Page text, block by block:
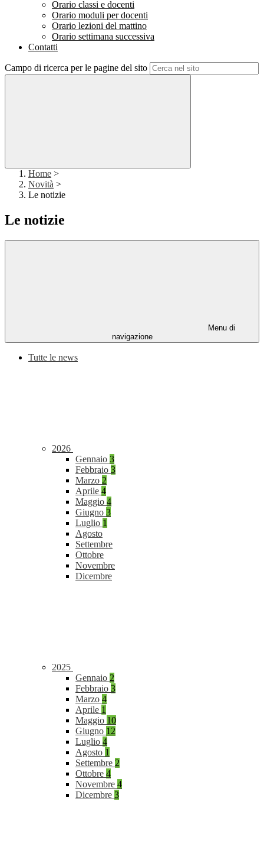
Orario classi e docenti
Orario moduli per docenti
Orario lezioni del mattino
Orario settimana successiva
Contatti
Campo di ricerca per le pagine del sito
Home >
Novità >
Le notizie
Le notizie
Menu di
navigazione
Tutte le news
2026
Gennaio 3
Febbraio 3
Marzo 2
Aprile 4
Maggio 4
Giugno 3
Luglio 1
Agosto
Settembre
Ottobre
Novembre
Dicembre
2025
Gennaio 2
Febbraio 3
Marzo 4
Aprile 1
Maggio 10
Giugno 12
Luglio 4
Agosto 1
Settembre 2
Ottobre 4
Novembre 4
Dicembre 3